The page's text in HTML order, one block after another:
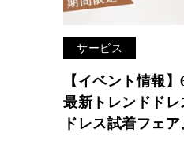
サービス
【イベント情報
最新トレンドド
ドレス試着フェ